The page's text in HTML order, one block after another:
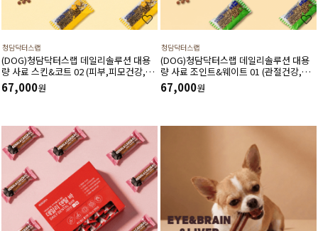
청담닥터스랩
(DOG)청담닥터스랩 데일리솔루션 대용
량 사료 스킨&코트 02 (피부,피모건강,저
알러지) 5kg
67,000원
청담닥터스랩
(DOG)청담닥터스랩 데일리솔루션 대용
량 사료 조인트&웨이트 01 (관절건강,체
중감소,저알러지) 5kg
67,000원